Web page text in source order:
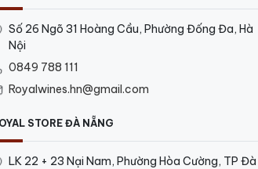
Số 26 Ngõ 31 Hoàng Cầu, Phường Đống Đa, Hà
Nội
0849 788 111
Royalwines.hn@gmail.com
STORE ĐÀ NẴNG
LK 22 + 23 Nại Nam, Phường Hòa Cường, TP Đà